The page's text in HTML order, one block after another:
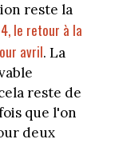
reste la
le retour à la
avril. La
reste de
que l'on
deux